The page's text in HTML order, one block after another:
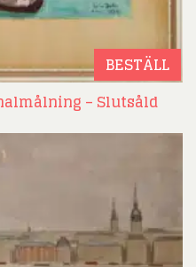
BESTÄLL
– Slutsåld